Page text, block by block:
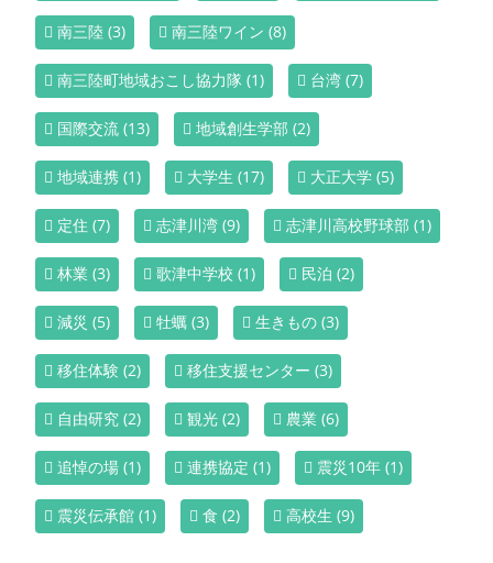
南三陸 (3) 南三陸ワイン (8)
南三陸町地域おこし協力隊 (1) 台湾 (7)
国際交流 (13) 地域創生学部 (2)
地域連携 (1) 大学生 (17) 大正大学 (5)
定住 (7) 志津川湾 (9) 志津川高校野球部 (1)
林業 (3) 歌津中学校 (1) 民泊 (2)
減災 (5) 牡蠣 (3) 生きもの (3)
移住体験 (2) 移住支援センター (3)
自由研究 (2) 観光 (2) 農業 (6)
追悼の場 (1) 連携協定 (1) 震災10年 (1)
震災伝承館 (1) 食 (2) 高校生 (9)